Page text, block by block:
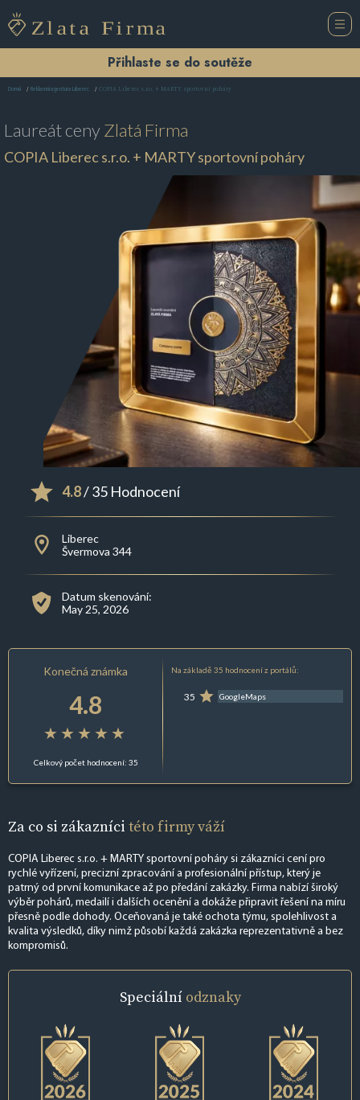
Přihlaste se do soutěže
Domů Reklamní agentura Liberec COPIA Liberec s.r.o. + MARTY sportovní poháry
Laureát cenyZlatá Firma
COPIA Liberec s.r.o. + MARTY sportovní poháry
4.8/ 35 Hodnocení
Liberec
Švermova 344
Datum skenování:
May 25, 2026
Konečná známka
4.8
Celkový počet hodnocení: 35
Na základě 35 hodnocení z portálů:
35 GoogleMaps
Za co si zákazníci této firmy váží
COPIA Liberec s.r.o. + MARTY sportovní poháry si zákazníci cení pro
rychlé vyřízení, precizní zpracování a profesionální přístup, který je
patrný od první komunikace až po předání zakázky. Firma nabízí široký
výběr pohárů, medailí i dalších ocenění a dokáže připravit řešení na míru
přesně podle dohody. Oceňovaná je také ochota týmu, spolehlivost a
kvalita výsledků, díky nimž působí každá zakázka reprezentativně a bez
kompromisů.
Speciální odznaky